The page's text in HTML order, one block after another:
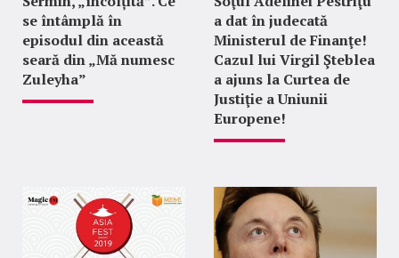
se întâmplă în
episodul din această
seară din „Mă numesc
Zuleyha”
a dat în judecată
Ministerul de Finanţe!
Cazul lui Virgil Şteblea
a ajuns la Curtea de
Justiţie a Uniunii
Europene!